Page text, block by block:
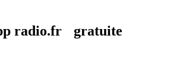
radio.fr gratuite